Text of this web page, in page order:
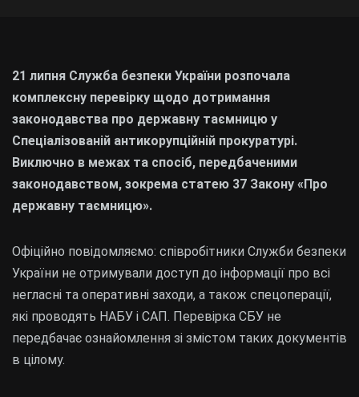
21 липня Служба безпеки України розпочала
комплексну перевірку щодо дотримання
законодавства про державну таємницю у
Спеціалізованій антикорупційній прокуратурі.
Виключно в межах та спосіб, передбаченими
законодавством, зокрема статею 37 Закону «Про
державну таємницю».
Офіційно повідомляємо: співробітники Служби безпеки
України не отримували доступ до інформації про всі
негласні та оперативні заходи, а також спецоперації,
які проводять НАБУ і САП. Перевірка СБУ не
передбачає ознайомлення зі змістом таких документів
в цілому.